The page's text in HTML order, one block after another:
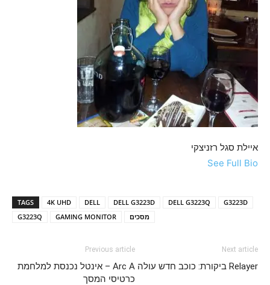
איילת סגל רזניצקי
See Full Bio
TAGS 4K UHD DELL DELL G3223D DELL G3223Q
G3223D
G3223Q
GAMING MONITOR מסכים
Previous article
Arc A – אינטל נכנסת למלחמת
כרטיסי המסך
Next article
Relayer ביקורת: כוכב חדש עולה